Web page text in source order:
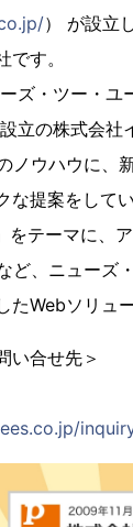
） が設立
です。
ズ・ツー・ユ
立の株式会社
ノウハウに、
な提案をしてい
をテーマに、
ど、ニューズ
たWebソリュ
い合せ先＞